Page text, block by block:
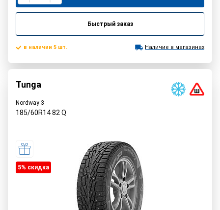
Быстрый заказ
в наличии 5 шт. Наличие в магазинах
Tunga
Nordway 3
185/60R1482 Q
5% cкидка